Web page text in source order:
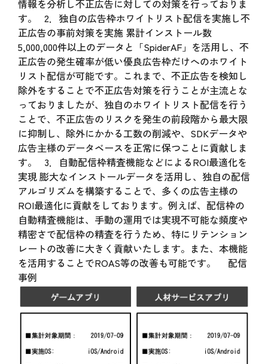
情報を分析し不正広告に対しての対策を行っておりま
す。 2．独自の広告枠ホワイトリスト配信を実施し不
正広告の事前対策を実施 累計インストール数
5,000,000件以上のデータと「SpiderAF」を活用し、不
正広告の発生確率が低い優良広告枠だけへのホワイト
リスト配信が可能です。これまで、不正広告を検知し
除外をすることで不正広告対策を行うことが主流とな
っておりましたが、独自のホワイトリスト配信を行う
ことで、不正広告のリスクを発生の前段階から最大限
に抑制し、除外にかかる工数の削減や、SDKデータや
広告主様のデータベースを正常に保つことに貢献しま
す。 3．自動配信枠精査機能などによるROI最適化を
実現 膨大なインストールデータを活用し、独自の配信
アルゴリズムを構築することで、多くの広告主様の
ROI最適化に貢献をしております。例えば、配信枠の
自動精査機能は、手動の運用では実現不可能な頻度や
精密さで配信枠の精査を行うため、特にリテンション
レートの改善に大きく貢献いたします。また、本機能
を活用することでROAS等の改善も可能です。 配信
事例